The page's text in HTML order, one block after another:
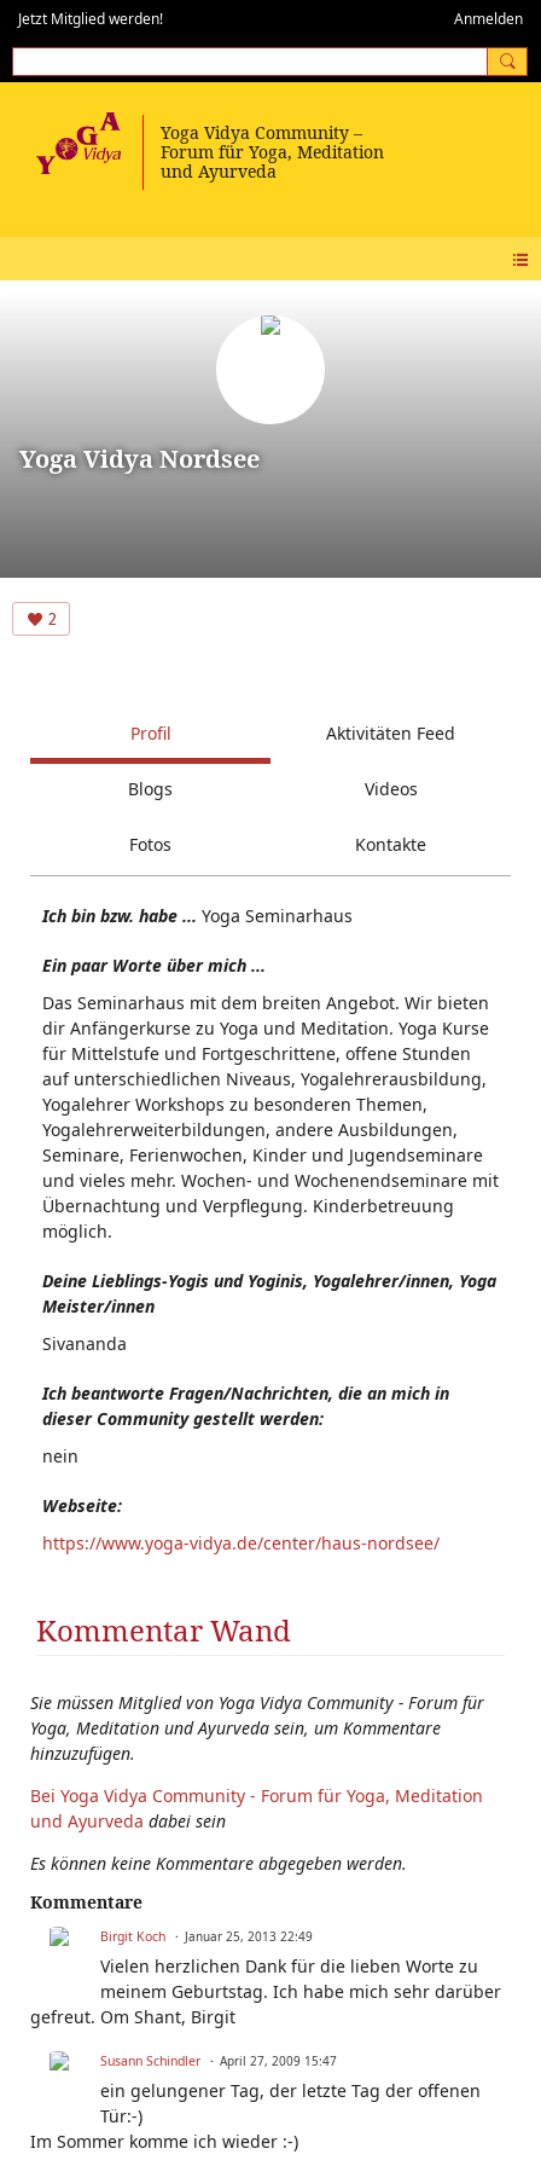
Jetzt Mitglied werden! Anmelden
Yoga Vidya Nordsee
2
Profil Aktivitäten Feed
Blogs Videos
Fotos Kontakte
Ich bin bzw. habe ... Yoga Seminarhaus
Ein paar Worte über mich ...
Das Seminarhaus mit dem breiten Angebot. Wir bieten
dir Anfängerkurse zu Yoga und Meditation. Yoga Kurse
für Mittelstufe und Fortgeschrittene, offene Stunden
auf unterschiedlichen Niveaus, Yogalehrerausbildung,
Yogalehrer Workshops zu besonderen Themen,
Yogalehrerweiterbildungen, andere Ausbildungen,
Seminare, Ferienwochen, Kinder und Jugendseminare
und vieles mehr. Wochen- und Wochenendseminare mit
Übernachtung und Verpflegung. Kinderbetreuung
möglich.
Deine Lieblings-Yogis und Yoginis, Yogalehrer/innen, Yoga
Meister/innen
Sivananda
Ich beantworte Fragen/Nachrichten, die an mich in
dieser Community gestellt werden:
nein
Webseite:
https://www.yoga-vidya.de/center/haus-nordsee/
Kommentar Wand
Sie müssen Mitglied von Yoga Vidya Community - Forum für
Yoga, Meditation und Ayurveda sein, um Kommentare
hinzuzufügen.
Bei Yoga Vidya Community - Forum für Yoga, Meditation
und Ayurveda dabei sein
Es können keine Kommentare abgegeben werden.
Kommentare
Birgit Koch Januar 25, 2013 22:49
Vielen herzlichen Dank für die lieben Worte zu
meinem Geburtstag. Ich habe mich sehr darüber
gefreut. Om Shant, Birgit
Susann Schindler April 27, 2009 15:47
ein gelungener Tag, der letzte Tag der offenen
Tür:-)
Im Sommer komme ich wieder :-)